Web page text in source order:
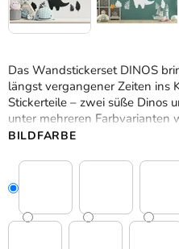
Das Wandstickerset DINOS
längst vergangener Zeiten ins
Stickerteile – zwei süße Dinos
unter mehreren Farbvarianten
BILDFARBE